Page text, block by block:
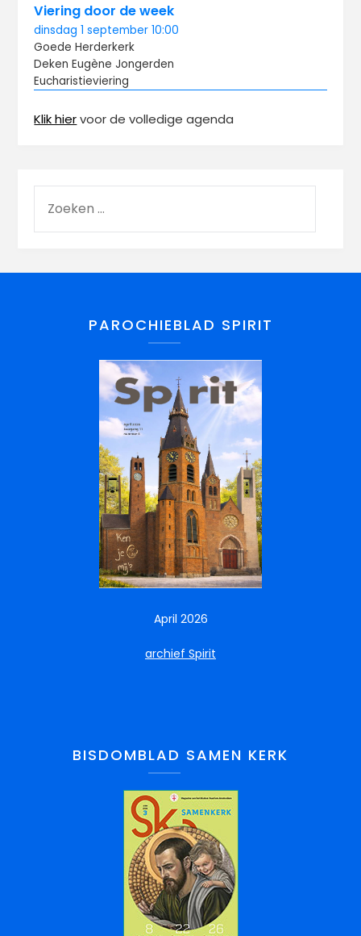
Viering door de week
dinsdag 1 september10:00
Goede Herderkerk
Deken Eugène Jongerden
Eucharistieviering
Klik hiervoor de volledige agenda
PAROCHIEBLAD SPIRIT
April 2026
archief Spirit
BISDOMBLAD SAMEN KERK